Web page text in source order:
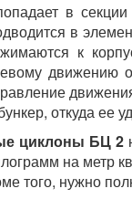
в
в
к
движению
откуда ее
циклоны БЦ 2
на метр
того, нужно